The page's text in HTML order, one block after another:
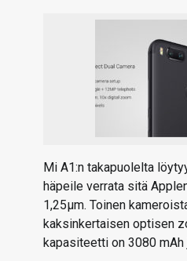
Mi A1:n takapuolelta
häpeile verrata sitä
1,25µm. Toinen
kaksinkertaisen optisen
kapasiteetti on 3080 mAh